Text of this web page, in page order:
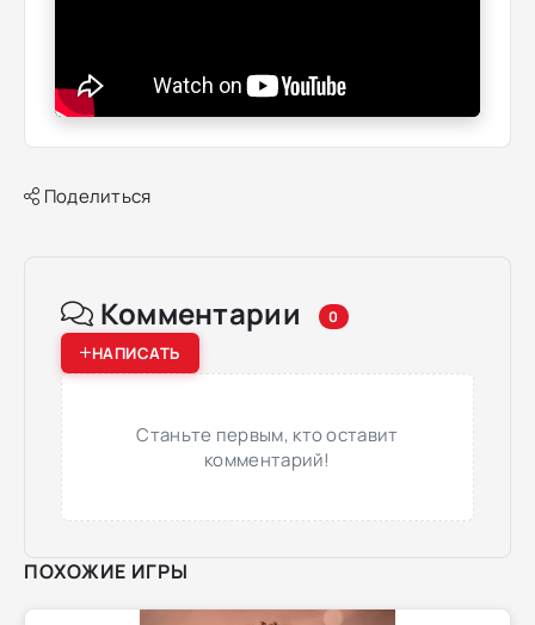
Поделиться
Комментарии 0
НАПИСАТЬ
Станьте первым, кто оставит
комментарий!
ПОХОЖИЕ ИГРЫ